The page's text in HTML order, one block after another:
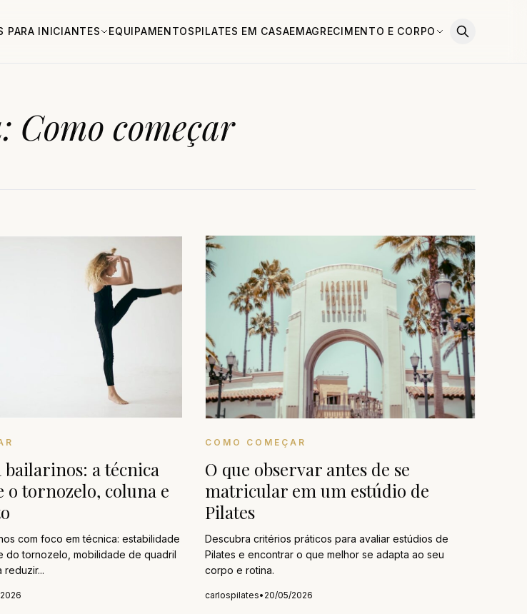
PARA INICIANTES EQUIPAMENTOSPILATES EM CASAEMAGRECIMENTO E CORPO
Como começar
bailarinos: a técnica
o tornozelo, coluna e
com foco em técnica: estabilidade
do tornozelo, mobilidade de quadril
reduzir...
COMO COMEÇAR
O que observar antes de se
matricular em um estúdio de
Pilates
Descubra critérios práticos para avaliar estúdios de
Pilates e encontrar o que melhor se adapta ao seu
corpo e rotina.
carlospilates• 20/05/2026